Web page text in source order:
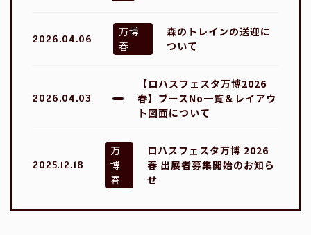
2026.04.06
万博
春
森のトレインの送迎に
ついて
2026.04.03
【ロハスフェスタ万博2026
春】ブースNo一覧＆レイアウ
ト図面について
2025.12.18
万
博
春
ロハスフェスタ万博 2026
春 出展者募集開始のお知ら
せ